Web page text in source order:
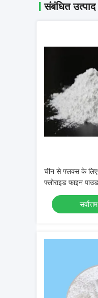
संबंधित उत्पाद
चीन से फ्लक्स के लिए
फ्लोराइड फाइन
कीमत: